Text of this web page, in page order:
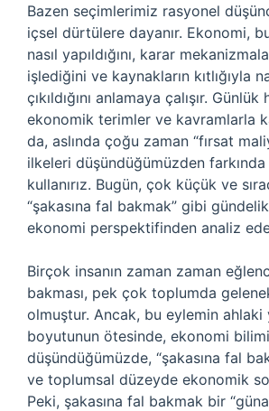
Bazen seçimlerimiz rasyonel
içsel dürtülere dayanır. Ekonomi,
nasıl yapıldığını, karar
işlediğini ve kaynakların kıtlığıyla
çıkıldığını anlamaya çalışır.
ekonomik terimler ve kavramlarla
da, aslında çoğu zaman “fırsat
ilkeleri düşündüğümüzden
kullanırız. Bugün, çok küçük ve
“şakasına fal bakmak” gibi
ekonomi perspektifinden analiz
Birçok insanın zaman zaman
bakması, pek çok toplumda
olmuştur. Ancak, bu eylemin ahlaki
boyutunun ötesinde, ekonomi bilimi
düşündüğümüzde, “şakasına fal
ve toplumsal düzeyde ekonomik
Peki, şakasına fal bakmak bir